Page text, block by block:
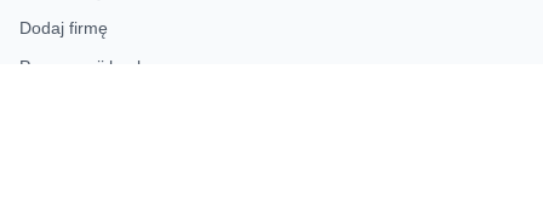
Dodaj firmę
Przypomnij hasło